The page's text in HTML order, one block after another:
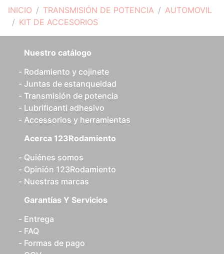
INICIO TRANSMISIÓN DE POTENCIA
AUTOMOVIL
KIT DE ACCESORIOS
Nuestro catálogo
Rodamiento y cojinete
Juntas de estanqueidad
Transmisión de potencia
Lubrificanti adhesivo
Accessorios y herramientas
Acerca 123Rodamiento
Quiénes somos
Opinión 123Rodamiento
Nuestras marcas
Garantías Y Servicios
Entrega
FAQ
Formas de pago